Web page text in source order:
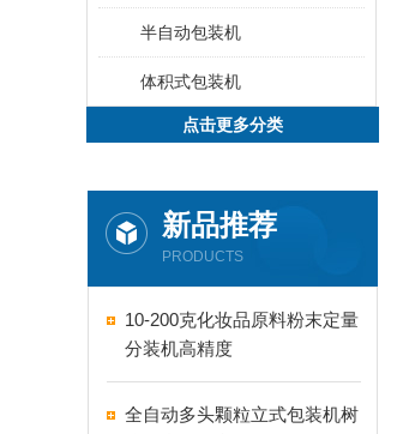
半自动包装机
体积式包装机
点击更多分类
新品推荐
PRODUCTS
10-200克化妆品原料粉末定量
分装机高精度
全自动多头颗粒立式包装机树